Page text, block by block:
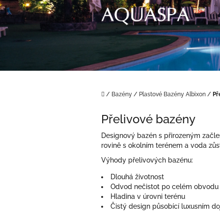
Přejít
na
Domů
/ Bazény / Plastové Bazény Albixon /
Přelivové bazény
Designový bazén s přirozeným
rovině s okolním terénem a voda
Výhody přelivových bazénu:
Dlouhá životnost
Odvod nečistot po celém obvodu
Hladina v úrovni terénu
Čistý design působící luxusním